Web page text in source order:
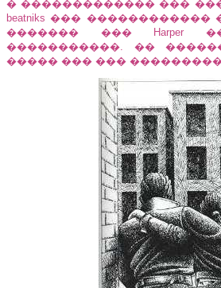
� ������������� ���
beatniks ���
������� ��� Harper
�����������. ��
����� ��� ���